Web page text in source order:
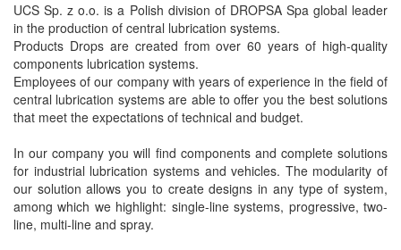
UCS Sp. z o.o. is a Polish division of DROPSA Spa global leader
in the production of central lubrication systems.
Products Drops are created from over 60 years of high-quality
components lubrication systems.
Employees of our company with years of experience in the field of
central lubrication systems are ableto offer you the best solutions
that meet the expectations of technical and budget.
In our companyyou will find components and complete solutions
for industrial lubrication systems and vehicles. The modularity of
our solution allows you to create designs in any type of system,
among which we highlight: single-linesystems, progressive,two-
line, multi-line and spray.